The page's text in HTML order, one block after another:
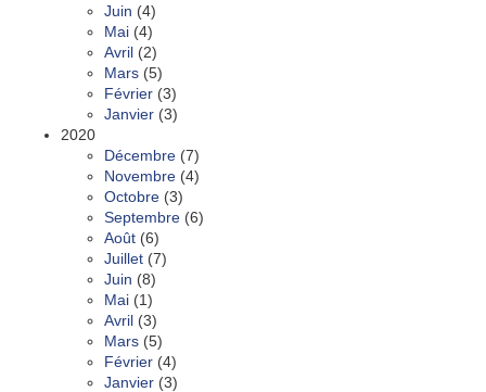
Juin (4)
Mai (4)
Avril (2)
Mars (5)
Février (3)
Janvier (3)
2020
Décembre (7)
Novembre (4)
Octobre (3)
Septembre (6)
Août (6)
Juillet (7)
Juin (8)
Mai (1)
Avril (3)
Mars (5)
Février (4)
Janvier (3)